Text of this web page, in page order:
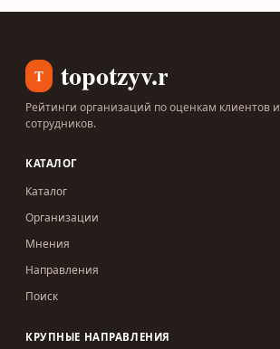
T topotzyv.ru
Рейтинги организаций по оценкам клиентов и
сотрудников.
КАТАЛОГ
Каталог
Организации
Мнения
Направления
Поиск
КРУПНЫЕ НАПРАВЛЕНИЯ